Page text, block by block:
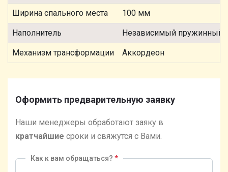
Ширина спального места 100 мм
Наполнитель Независимый пружинный
Механизм трансформации Аккордеон
Оформить предварительную заявку
Наши менеджеры обработают заяку в
кратчайшие сроки и свяжутся с Вами.
Как к вам обращаться? *